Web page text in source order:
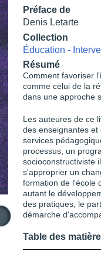
Préface de
Denis Letarte
Collection
Éducation -
Résumé
Comment favoriser
comme celui de la
dans une approche
Les auteures de ce
des enseignantes
services
processus, un
socioconstructiviste
s'approprier un
formation de l'école
autant le
des pratiques, le
démarche
Table des